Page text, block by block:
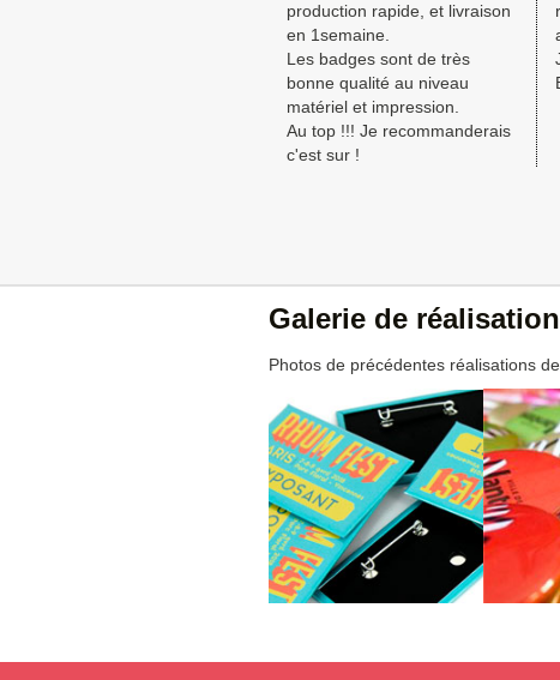
production rapide, et livraison
en 1semaine.
Les badges sont de très
bonne qualité au niveau
matériel et impression.
Au top !!! Je recommanderais
c'est sur !
Galerie de
Photos de précédentes réalisations